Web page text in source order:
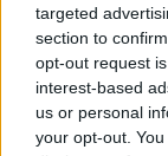
targeted
section to
opt-out request
interest-based
us or personal
your opt-out.